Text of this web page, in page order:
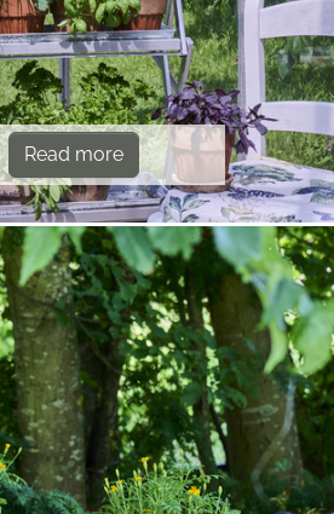
Read more